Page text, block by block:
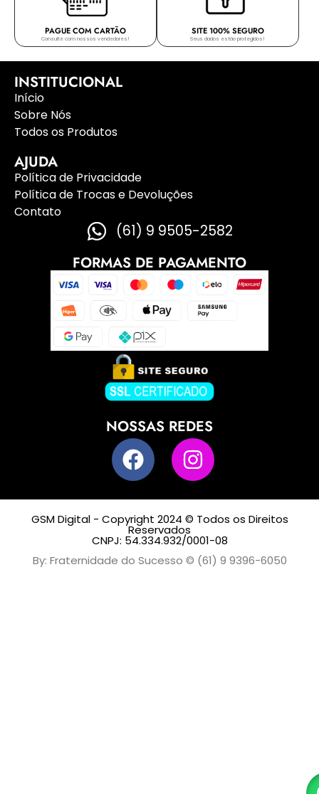
PAGUE COM CARTÃO
Consulte com nossos vendedores!
SITE 100% SEGURO
Seus dados estão protegidos!
INSTITUCIONAL
Início
Sobre Nós
Todos os Produtos
AJUDA
Política de Privacidade
Política de Trocas e Devoluções
Contato
(61) 9 9505-2582
FORMAS DE PAGAMENTO
NOSSAS REDES
GSM Digital - Copyright 2024 © Todos os Direitos
Reservados
CNPJ: 54.334.932/0001-08
By: Fraternidade do Sucesso © (61) 9 9396-6050